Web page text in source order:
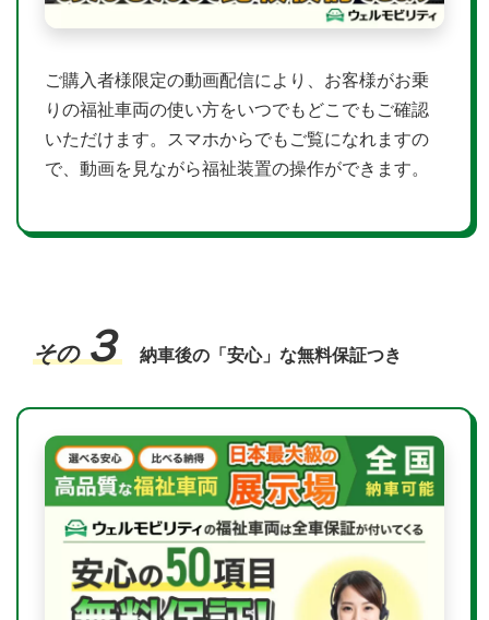
ご購入者様限定の動画配信により、お客様がお乗
りの福祉車両の使い方をいつでもどこでもご確認
いただけます。スマホからでもご覧になれますの
で、動画を見ながら福祉装置の操作ができます。
その３ 納車後の「安心」な無料保証つき